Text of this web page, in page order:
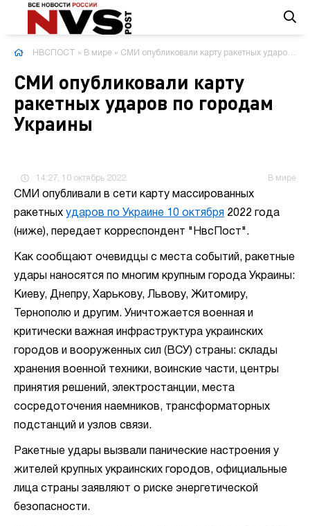
НВСПОСТ » В мире » СМИ опубликовали карту ракетных ударов по городам Украины
СМИ опубликовали карту
ракетных ударов по городам
Украины
14:27, 10 октябрь 2022 В мире
СМИ опубливали в сети карту массированных
ракетных ударов по Украине 10 октября 2022 года
(ниже), передает корреспондент "НвсПост".
Как сообщают очевидцы с места событий, ракетные
удары наносятся по многим крупным города Украины:
Киеву, Днепру, Харькову, Львову, Житомиру,
Тернополю и другим. Уничтожается военная и
критически важная инфраструктура украинских
городов и вооруженных сил (ВСУ) страны: склады
хранения военной техники, воинские части, центры
принятия решений, электростанции, места
сосредоточения наемников, трансформаторных
подстанций и узлов связи.
Ракетные удары вызвали панические настроения у
жителей крупных украинских городов, официальные
лица страны заявляют о риске энергетической
безопасности.